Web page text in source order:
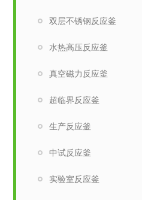
双层不锈钢反应釜
水热高压反应釜
真空磁力反应釜
超临界反应釜
生产反应釜
中试反应釜
实验室反应釜